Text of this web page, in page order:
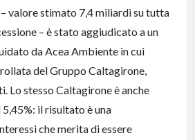
valore stimato 7,4 miliardi su tutta
– è stato aggiudicato a un
da Acea Ambiente in cui
del Gruppo Caltagirone,
Lo stesso Caltagirone è anche
il risultato è una
che merita di essere